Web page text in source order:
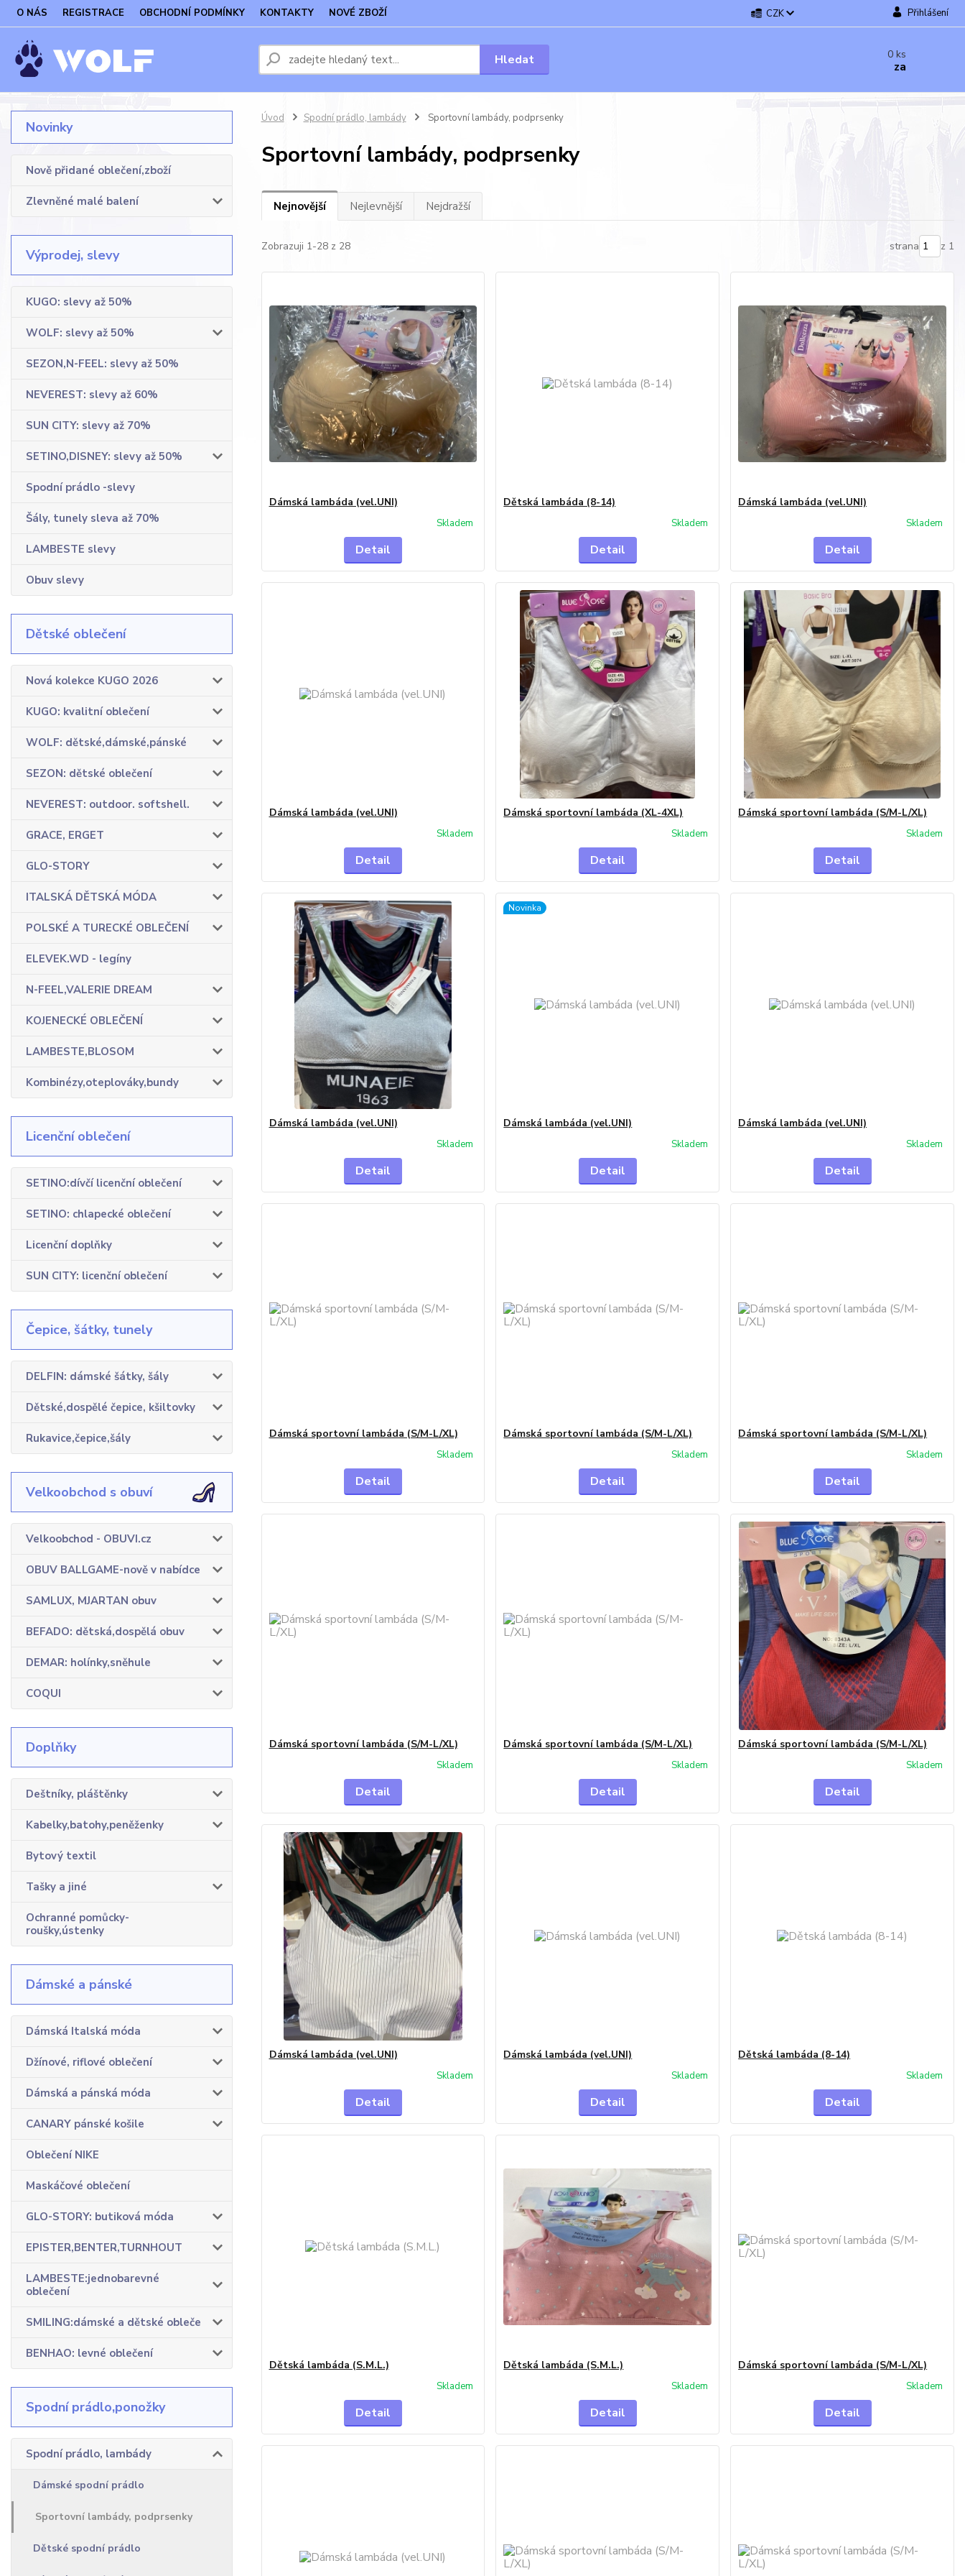
O NÁS REGISTRACE OBCHODNÍ PODMÍNKY KONTAKTY NOVÉ ZBOŽÍ CZK Přihlášení
Hledat 0 ks
za
Novinky
Nově přidané oblečení,zboží
Zlevněné malé balení
Výprodej, slevy
KUGO: slevy až 50%
WOLF: slevy až 50%
SEZON,N-FEEL: slevy až 50%
NEVEREST: slevy až 60%
SUN CITY: slevy až 70%
SETINO,DISNEY: slevy až 50%
Spodní prádlo -slevy
Šály, tunely sleva až 70%
LAMBESTE slevy
Obuv slevy
Dětské oblečení
Nová kolekce KUGO 2026
KUGO: kvalitní oblečení
WOLF: dětské,dámské,pánské
SEZON: dětské oblečení
NEVEREST: outdoor. softshell.
GRACE, ERGET
GLO-STORY
ITALSKÁ DĚTSKÁ MÓDA
POLSKÉ A TURECKÉ OBLEČENÍ
ELEVEK.WD - legíny
N-FEEL,VALERIE DREAM
KOJENECKÉ OBLEČENÍ
LAMBESTE,BLOSOM
Kombinézy,oteplováky,bundy
Licenční oblečení
SETINO:dívčí licenční oblečení
SETINO: chlapecké oblečení
Licenční doplňky
SUN CITY: licenční oblečení
Čepice, šátky, tunely
DELFIN: dámské šátky, šály
Dětské,dospělé čepice, kšiltovky
Rukavice,čepice,šály
Velkoobchod s obuví
Velkoobchod - OBUVI.cz
OBUV BALLGAME-nově v nabídce
SAMLUX, MJARTAN obuv
BEFADO: dětská,dospělá obuv
DEMAR: holínky,sněhule
COQUI
Doplňky
Deštníky, pláštěnky
Kabelky,batohy,peněženky
Bytový textil
Tašky a jiné
Ochranné pomůcky-
roušky,ústenky
Dámské a pánské
Dámská Italská móda
Džínové, riflové oblečení
Dámská a pánská móda
CANARY pánské košile
Oblečení NIKE
Maskáčové oblečení
GLO-STORY: butiková móda
EPISTER,BENTER,TURNHOUT
LAMBESTE:jednobarevné
oblečení
SMILING:dámské a dětské obleče
BENHAO: levné oblečení
Spodní prádlo,ponožky
Spodní prádlo, lambády
Dámské spodní prádlo
Sportovní lambády, podprsenky
Dětské spodní prádlo
Úvod Spodní prádlo, lambády Sportovní lambády, podprsenky
Sportovní lambády, podprsenky
Nejnovější Nejlevnější Nejdražší
Zobrazuji 1-28 z 28 strana z 1
Dámská lambáda (vel.UNI)
Skladem
Detail
Dětská lambáda (8-14)
Skladem
Detail
Dámská lambáda (vel.UNI)
Skladem
Detail
Dámská lambáda (vel.UNI)
Skladem
Detail
Dámská sportovní lambáda (XL-4XL)
Skladem
Detail
Dámská sportovní lambáda (S/M-L/XL)
Skladem
Detail
Dámská lambáda (vel.UNI)
Skladem
Detail
Novinka
Dámská lambáda (vel.UNI)
Skladem
Detail
Dámská lambáda (vel.UNI)
Skladem
Detail
Dámská sportovní lambáda (S/M-L/XL)
Skladem
Detail
Dámská sportovní lambáda (S/M-L/XL)
Skladem
Detail
Dámská sportovní lambáda (S/M-L/XL)
Skladem
Detail
Dámská sportovní lambáda (S/M-L/XL)
Skladem
Detail
Dámská sportovní lambáda (S/M-L/XL)
Skladem
Detail
Dámská sportovní lambáda (S/M-L/XL)
Skladem
Detail
Dámská lambáda (vel.UNI)
Skladem
Detail
Dámská lambáda (vel.UNI)
Skladem
Detail
Dětská lambáda (8-14)
Skladem
Detail
Dětská lambáda (S.M.L.)
Skladem
Detail
Dětská lambáda (S.M.L.)
Skladem
Detail
Dámská sportovní lambáda (S/M-L/XL)
Skladem
Detail